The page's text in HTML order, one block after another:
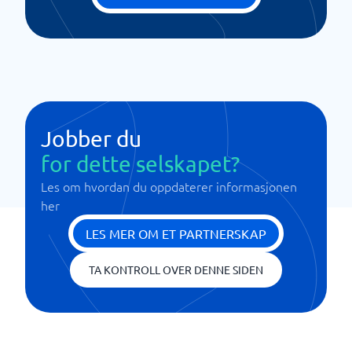
Jobber du
for dette selskapet?
Les om hvordan du oppdaterer informasjonen
her
LES MER OM ET PARTNERSKAP
TA KONTROLL OVER DENNE SIDEN